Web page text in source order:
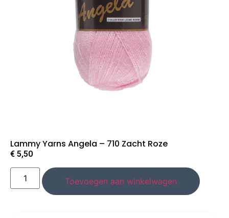
Lammy Yarns Angela – 710 Zacht Roze
€ 5,50
Toevoegen aan winkelwagen